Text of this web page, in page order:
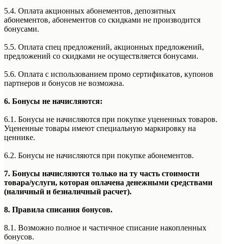
5.4. Оплата акционных абонементов, депозитных
абонементов, абонементов со скидками не производится
бонусами.
5.5. Оплата спец предложений, акционных предложений,
предложений со скидками не осуществляется бонусами.
5.6. Оплата с использованием промо сертификатов, купонов
партнеров и бонусов не возможна.
6. Бонусы не начисляются:
6.1. Бонусы не начисляются при покупке уцененных товаров.
Уцененные товары имеют специальную маркировку на
ценнике.
6.2. Бонусы не начисляются при покупке абонементов.
7. Бонусы начисляются только на ту часть стоимости
товара/услуги, которая оплачена денежными средствами
(наличный и безналичный расчет).
8. Правила списания бонусов.
8.1. Возможно полное и частичное списание накопленных
бонусов.